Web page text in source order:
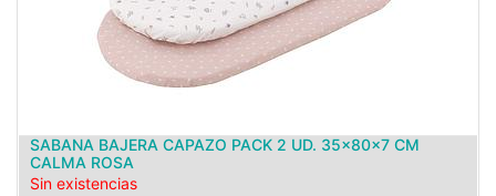
SABANA BAJERA CAPAZO PACK 2 UD. 35x80x7 CM
CALMA ROSA
Sin existencias